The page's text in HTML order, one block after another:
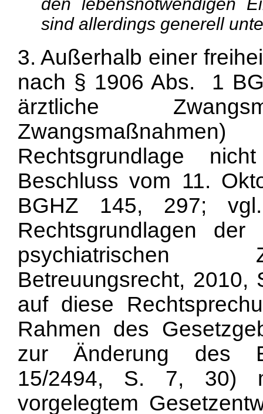
sind allerdings generell
3. Außerhalb einer
nach § 1906 Abs. 1
ärztliche
Rechtsgrundlage
Beschluss vom 11.
BGHZ 145, 297;
Rechtsgrundlagen
psychiatrischen
Betreuungsrecht,
auf diese
Rahmen des
zur Änderung des
15/2494, S. 7, 30)
vorgelegtem